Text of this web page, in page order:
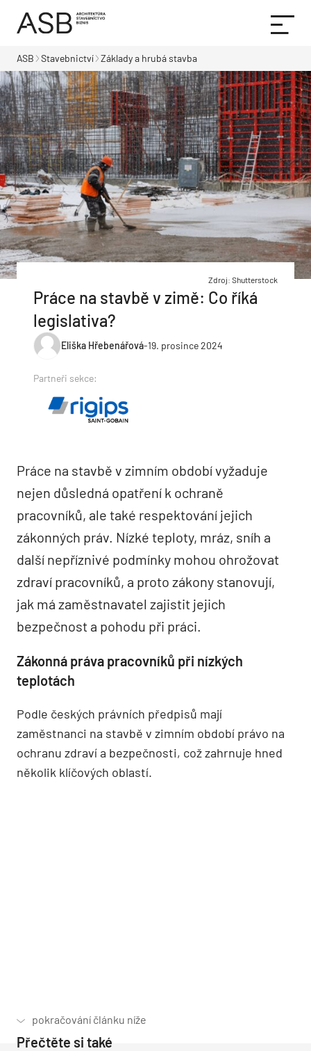
ASB Stavebnictví Základy a hrubá stavba
Zdroj: Shutterstock
Práce na stavbě v zimě: Co říká
legislativa?
Eliška Hřebenářová-19. prosince 2024
Partneři sekce:
Práce na stavbě v zimním období vyžaduje
nejen důsledná opatření k ochraně
pracovníků, ale také respektování jejich
zákonných práv. Nízké teploty, mráz, sníh a
další nepříznivé podmínky mohou ohrožovat
zdraví pracovníků, a proto zákony stanovují,
jak má zaměstnavatel zajistit jejich
bezpečnost a pohodu při práci.
Zákonná práva pracovníků při nízkých
teplotách
Podle českých právních předpisů mají
zaměstnanci na stavbě v zimním období právo na
ochranu zdraví a bezpečnosti, což zahrnuje hned
několik klíčových oblastí.
Přečtěte si také